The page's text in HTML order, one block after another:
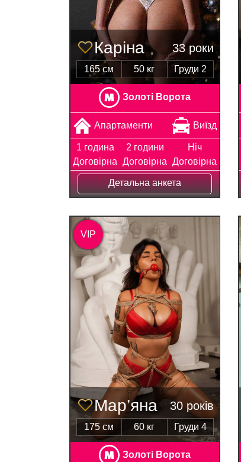
Каріна 33 роки
165 см 50 кг Груди 2
Золоті Ворота
Апартаменти Виїзд
1 година
Договірна
2 години
Договірна
Ніч
Договірна
Детальна анкета
Мар’яна 30 років
175 см 60 кг Груди 4
Золоті Ворота
VIP